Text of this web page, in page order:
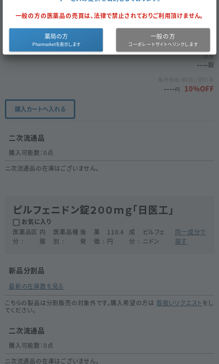
数量
----
----円 10%OFF
購入カートへ入れる
二次流通品
購入可能数：0点
ニ次流通品の在庫はございません。
ピルフェニドン錠２００ｍｇ「日医工」
お気に入り
医薬品区
分
内
服
医薬品種
別
後
発
薬
価
110.4
円
成
分
ピルフェ
ニドン
同一成分で
探す
新品分割品
最新の在庫数を見る
こちらの製品は分割販売の対象外です。購入希望の方は 取扱いリクエストをし
てください。
二次流通品
購入可能数：0点
ニ次流通品の在庫はございません。
一般の方の医薬品の売買は、法律で禁止されておりご利用頂けません。
薬局の方 一般の方